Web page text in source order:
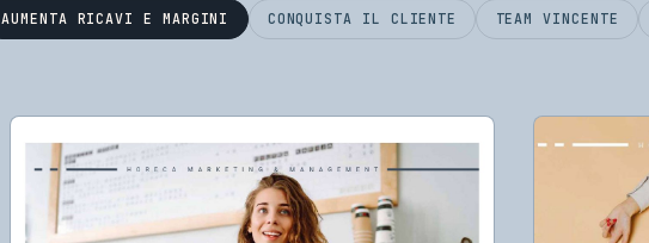
AUMENTA RICAVI E MARGINI CONQUISTA IL CLIENTE TEAM VINCENTE